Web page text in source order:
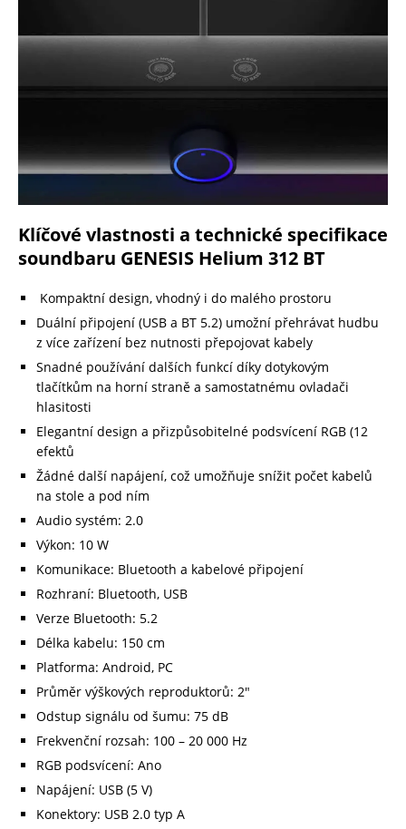
Klíčové vlastnosti a technické specifikace
soundbaru GENESIS Helium 312 BT
Kompaktní design, vhodný i do malého prostoru
Duální připojení (USB a BT 5.2) umožní přehrávat hudbu
z více zařízení bez nutnosti přepojovat kabely
Snadné používání dalších funkcí díky dotykovým
tlačítkům na horní straně a samostatnému ovladači
hlasitosti
Elegantní design a přizpůsobitelné podsvícení RGB (12
efektů
Žádné další napájení, což umožňuje snížit počet kabelů
na stole a pod ním
Audio systém: 2.0
Výkon: 10 W
Komunikace: Bluetooth a kabelové připojení
Rozhraní: Bluetooth, USB
Verze Bluetooth: 5.2
Délka kabelu: 150 cm
Platforma: Android, PC
Průměr výškových reproduktorů: 2″
Odstup signálu od šumu: 75 dB
Frekvenční rozsah: 100 – 20 000 Hz
RGB podsvícení: Ano
Napájení: USB (5 V)
Konektory: USB 2.0 typ A